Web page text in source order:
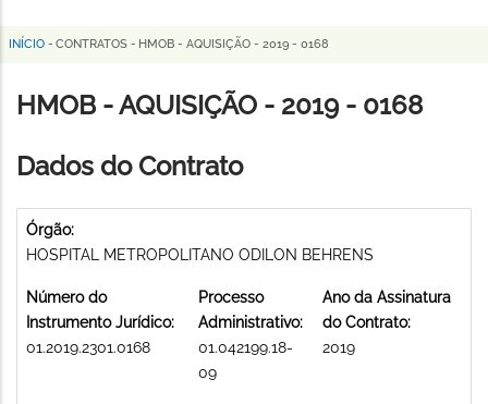
Horizonte
Trilha
de
INÍCIO - CONTRATOS - HMOB - AQUISIÇÃO - 2019 - 0168
HMOB - AQUISIÇÃO - 2019 - 0168
Dados do Contrato
Órgão:
HOSPITAL METROPOLITANO ODILON BEHRENS
Número do
Instrumento Jurídico:
01.2019.2301.0168
Processo
Administrativo:
01.042199.18-
09
Ano da Assinatura
do Contrato:
2019